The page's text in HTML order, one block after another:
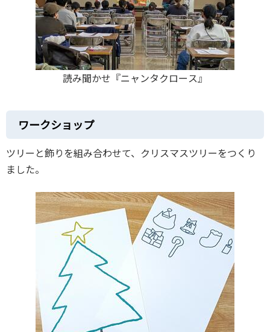
読み聞かせ『ニャンタクロース』
ワークショップ
ツリーと飾りを組み合わせて、クリスマスツリーをつくり
ました。